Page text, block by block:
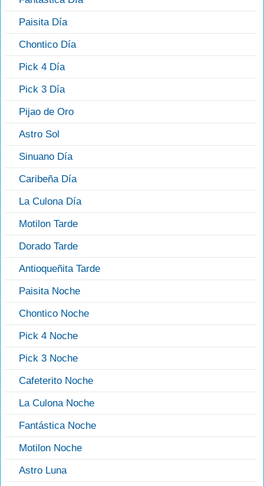
Paisita Día
Chontico Día
Pick 4 Día
Pick 3 Día
Pijao de Oro
Astro Sol
Sinuano Día
Caribeña Día
La Culona Día
Motilon Tarde
Dorado Tarde
Antioqueñita Tarde
Paisita Noche
Chontico Noche
Pick 4 Noche
Pick 3 Noche
Cafeterito Noche
La Culona Noche
Fantástica Noche
Motilon Noche
Astro Luna